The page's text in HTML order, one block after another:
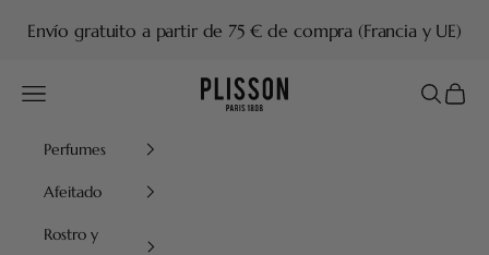
Envío gratuito a partir de 75 € de compra (Francia y UE)
Plisson 1808
Menú Buscar
Cesta
Perfumes
Afeitado
Rostro y